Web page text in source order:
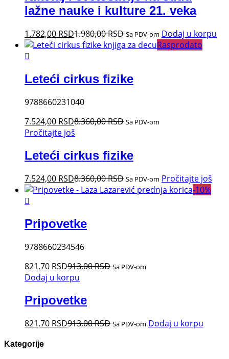
lažne nauke i kulture 21. veka
1.782,00 RSD1.980,00RSD Sa PDV-om Dodaj u korpu
Rasprodato
Leteći cirkus fizike
9788660231040
7.524,00 RSD8.360,00RSD Sa PDV-om
Pročitajte još
Leteći cirkus fizike
7.524,00 RSD8.360,00RSD Sa PDV-om Pročitajte još
-10%
Pripovetke
9788660234546
821,70 RSD913,00RSD Sa PDV-om
Dodaj u korpu
Pripovetke
821,70 RSD913,00RSD Sa PDV-om Dodaj u korpu
Kategorije